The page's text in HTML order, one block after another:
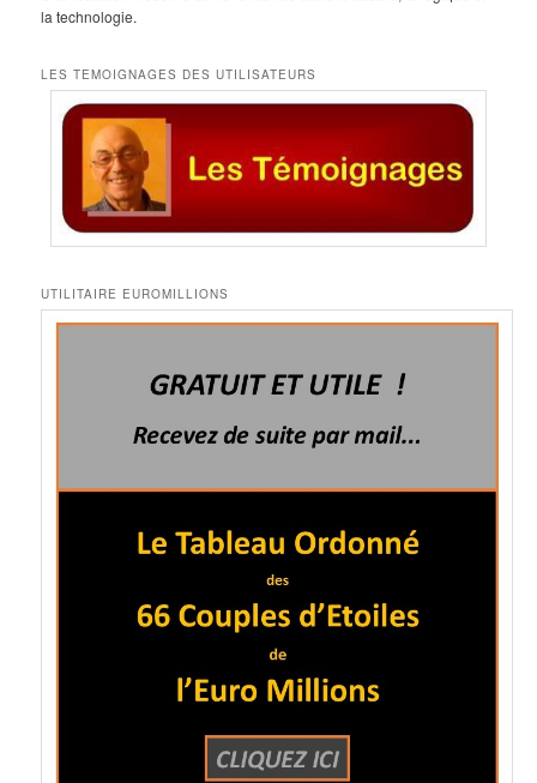
la technologie.
LES TEMOIGNAGES DES UTILISATEURS
UTILITAIRE EUROMILLIONS